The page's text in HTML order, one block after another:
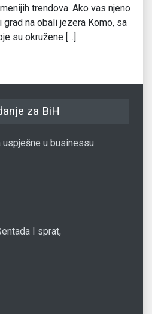
trendova. Ako vas njeno
na obali jezera Komo, sa
su okružene [...]
za BiH
u businessu
I sprat,